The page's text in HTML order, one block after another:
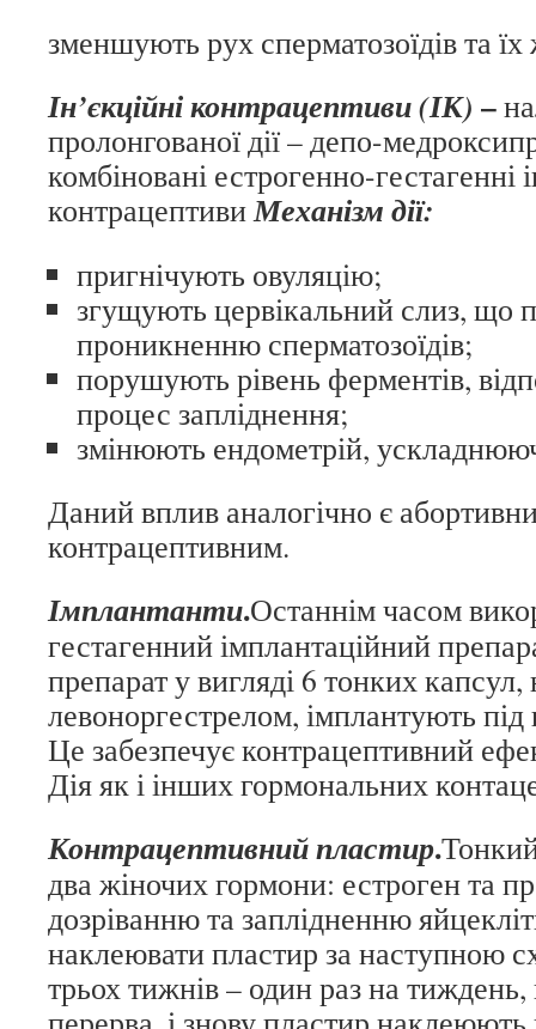
зменшують рух сперматозоїдів та їх
Ін’єкційні контрацептиви (ІК) –
пролонгованої дії – депо-
комбіновані естрогенно-гестагенні
контрацептивиМеханізм дії:
пригнічують овуляцію;
згущують цервікальний слиз, що
проникненню сперматозоїдів;
порушують рівень ферментів,
процес запліднення;
змінюють ендометрій,
Даний вплив аналогічно є
контрацептивним.
Імплантанти.Останнім часом
гестагенний імплантаційний
препарат у вигляді 6 тонких
левоноргестрелом, імплантують
Це забезпечує контрацептивний
Дія як і інших гормональних
Контрацептивний пластир.
два жіночих гормони: естроген та
дозріванню та заплідненню
наклеювати пластир за наступною
трьох тижнів – один раз на